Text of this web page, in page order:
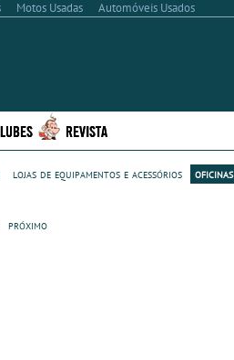
Motos Usadas Automóveis Usados
REVISTA
lojas de equipamentos e acessórios oficinas
próximo